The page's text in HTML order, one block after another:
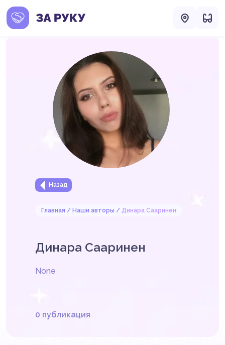
Назад
Главная Наши авторы Динара Сааринен
Динара Сааринен
None
0 публикация